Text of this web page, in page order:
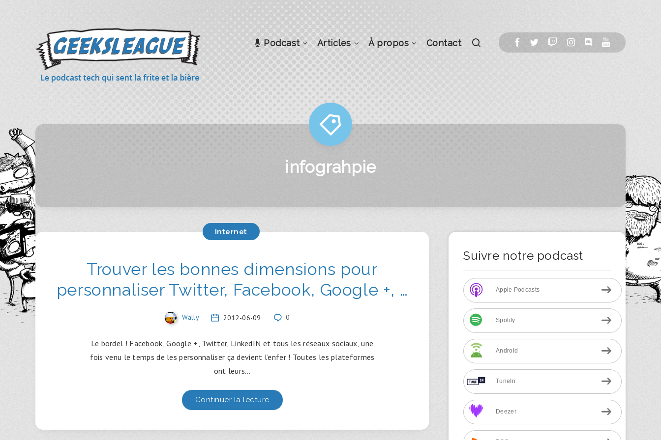
Podcast Articles À propos Contact
infograhpie
Internet
Trouver les bonnes dimensions pour
personnaliser Twitter, Facebook, Google +, …
Wally 2012-06-09 0
Le bordel ! Facebook, Google +, Twitter, LinkedIN et tous les réseaux sociaux, une
fois venu le temps de les personnaliser ça devient l’enfer ! Toutes les plateformes
ont leurs…
Continuer la lecture
Suivre notre podcast
Apple Podcasts
Spotify
Android
TuneIn
Deezer